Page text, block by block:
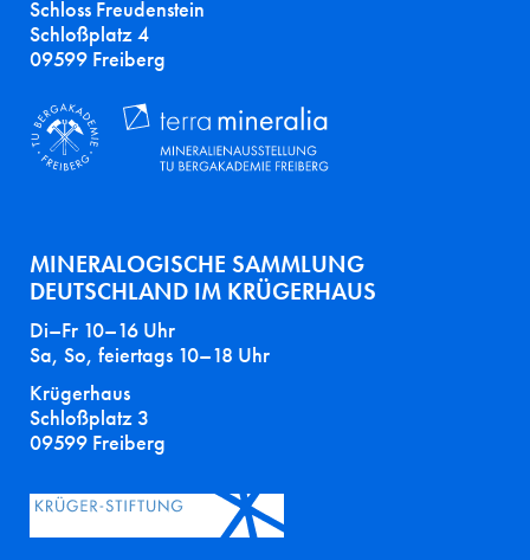
Schloss Freudenstein
Schloßplatz 4
09599 Freiberg
MINERALOGISCHE SAMMLUNG
DEUTSCHLAND IM KRÜGERHAUS
Di–Fr 10–16 Uhr
Sa, So, feiertags 10–18 Uhr
Krügerhaus
Schloßplatz 3
09599 Freiberg